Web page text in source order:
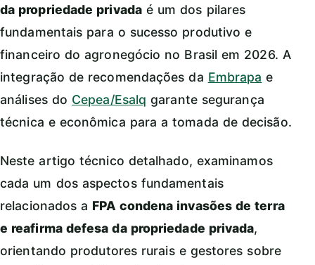
da propriedade privada é um dos pilares
fundamentais para o sucesso produtivo e
financeiro do agronegócio no Brasil em 2026. A
integração de recomendações da Embrapa e
análises do Cepea/Esalq garante segurança
técnica e econômica para a tomada de decisão.
Neste artigo técnico detalhado, examinamos
cada um dos aspectos fundamentais
relacionados a FPA condena invasões de terra
e reafirma defesa da propriedade privada,
orientando produtores rurais e gestores sobre